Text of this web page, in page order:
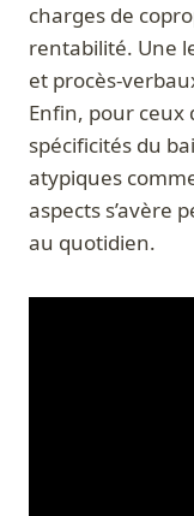
charges de
rentabilité. Une
et procès-
Enfin, pour
spécificités du
atypiques
aspects s’avère
au quotidien.